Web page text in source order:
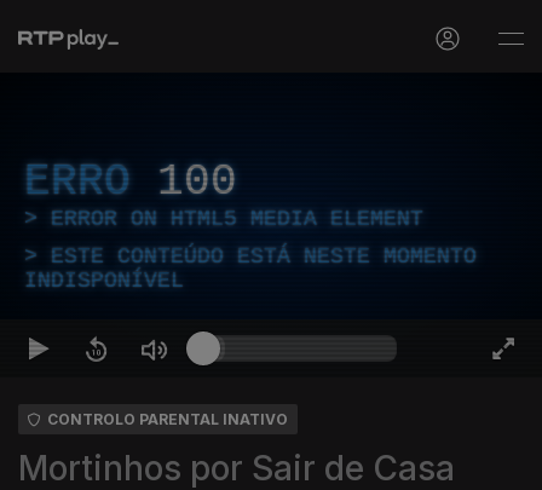
ERRO 100
ERROR ON HTML5 MEDIA ELEMENT
ESTE CONTEÚDO ESTÁ NESTE MOMENTO
INDISPONÍVEL
CONTROLO PARENTAL INATIVO
Mortinhos por Sair de Casa